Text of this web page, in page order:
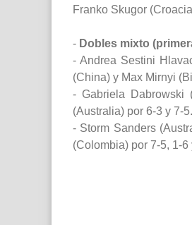
Franko Skugor
- Dobles mixto
- Andrea Sestini
(China) y Max Mirnyi
- Gabriela Dabrowski
(Australia) por 6-3 y 7-5.
- Storm Sanders
(Colombia) por 7-5, 1-6